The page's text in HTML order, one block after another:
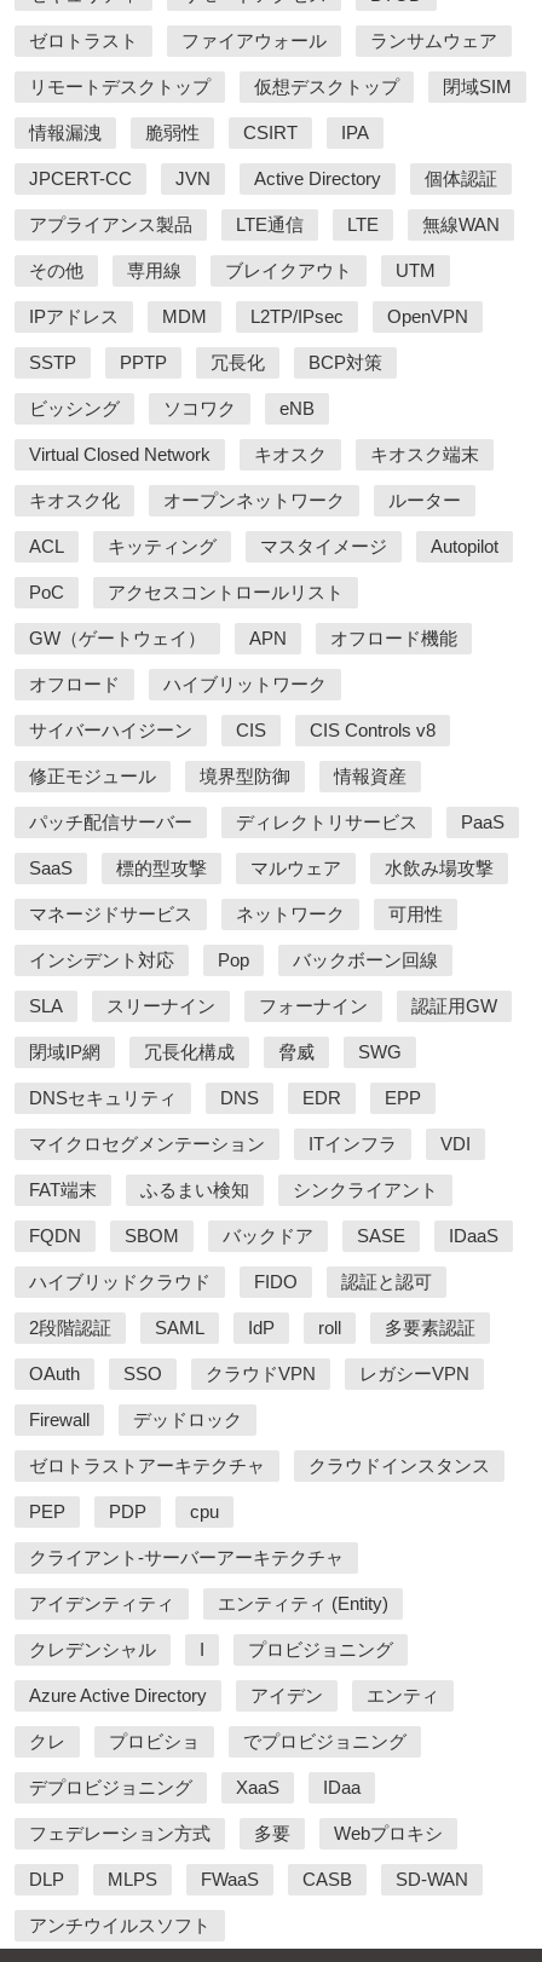
ゼロトラスト ファイアウォール ランサムウェア
リモートデスクトップ 仮想デスクトップ 閉域SIM
情報漏洩 脆弱性 CSIRT IPA
JPCERT-CC JVN Active Directory 個体認証
アプライアンス製品 LTE通信 LTE 無線WAN
その他 専用線 ブレイクアウト UTM
IPアドレス MDM L2TP/IPsec OpenVPN
SSTP PPTP 冗長化 BCP対策
ビッシング ソコワク eNB
Virtual Closed Network キオスク キオスク端末
キオスク化 オープンネットワーク ルーター
ACL キッティング マスタイメージ Autopilot
PoC アクセスコントロールリスト
GW（ゲートウェイ） APN オフロード機能
オフロード ハイブリットワーク
サイバーハイジーン CIS CIS Controls v8
修正モジュール 境界型防御 情報資産
パッチ配信サーバー ディレクトリサービス PaaS
SaaS 標的型攻撃 マルウェア 水飲み場攻撃
マネージドサービス ネットワーク 可用性
インシデント対応 Pop バックボーン回線
SLA スリーナイン フォーナイン 認証用GW
閉域IP網 冗長化構成 脅威 SWG
DNSセキュリティ DNS EDR EPP
マイクロセグメンテーション ITインフラ VDI
FAT端末 ふるまい検知 シンクライアント
FQDN SBOM バックドア SASE IDaaS
ハイブリッドクラウド FIDO 認証と認可
2段階認証 SAML IdP roll 多要素認証
OAuth SSO クラウドVPN レガシーVPN
Firewall デッドロック
ゼロトラストアーキテクチャ クラウドインスタンス
PEP PDP cpu
クライアント-サーバーアーキテクチャ
アイデンティティ エンティティ (Entity)
クレデンシャル I プロビジョニング
Azure Active Directory アイデン エンティ
クレ プロビショ でプロビジョニング
デプロビジョニング XaaS IDaa
フェデレーション方式 多要 Webプロキシ
DLP MLPS FWaaS CASB SD-WAN
アンチウイルスソフト